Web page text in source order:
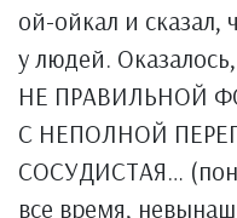
ой-ойкал и сказал,
у людей.
НЕ ПРАВИЛЬНОЙ
С НЕПОЛНОЙ
СОСУДИСТАЯ…
все время,